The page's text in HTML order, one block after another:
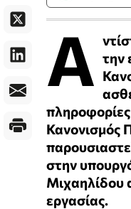
Α την
Κανονισμός
στην
Μιχαηλίδου
εργασίας.